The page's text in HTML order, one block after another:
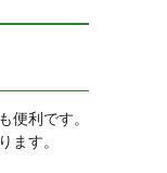
便利です。
ます。